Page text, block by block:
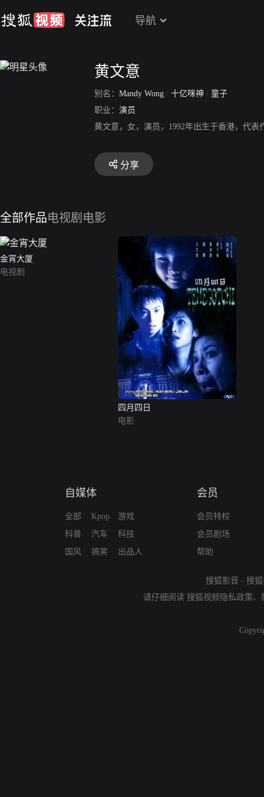
导航
黄文意
别名： Mandy Wong / 十亿咪神 / 童子
职业： 演员
黄文意，女，演员，1992年出生于香港，代表
分享
全部作品电视剧 电影
金宵大厦
电视剧
四月四日
电影
自媒体
全部
科普
国风
Kpop
汽车
搞笑
游戏
科技
出品人
会员
会员特权
会员剧场
帮助
搜狐影音 - 搜
请仔细阅读 搜狐视频隐私政策、